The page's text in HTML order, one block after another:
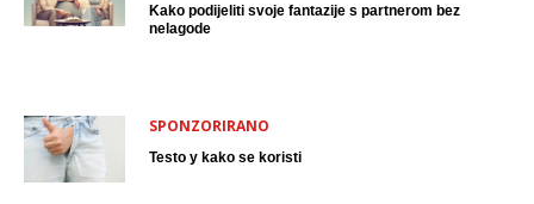
Kako podijeliti svoje fantazije s partnerom bez
nelagode
SPONZORIRANO
Testo y kako se koristi